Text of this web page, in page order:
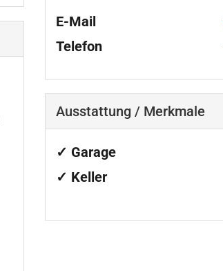
E-Mail
Telefon
Ausstattung / Merkmale
✓ Garage
✓ Keller